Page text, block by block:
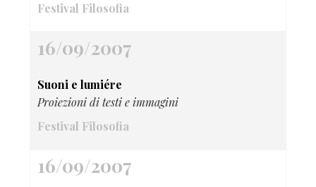
Festival Filosofia
16/09/2007
Suoni e lumiére
Proiezioni di testi e immagini
Festival Filosofia
16/09/2007